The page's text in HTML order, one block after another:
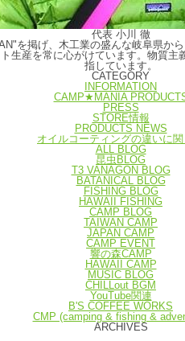
代表 小川 徹
を掲げ、木工業の盛んな岐阜県
産を常に心がけています。物質
指しています。
CATEGORY
INFORMATION
CAMP★MANIA
PRESS
STORE情報
PRODUCTS NEWS
オイルコーティングの違いに関
ALL BLOG
昆虫BLOG
T3 VANAGON BLOG
BATANICAL BLOG
FISHING BLOG
HAWAII FISHING
CAMP BLOG
TAIWAN CAMP
JAPAN CAMP
CAMP EVENT
響の森CAMP
HAWAII CAMP
MUSIC BLOG
CHILLout BGM
YouTube関連
B'S COFFEE WORKS
CMP (camping & fishing &
ARCHIVES